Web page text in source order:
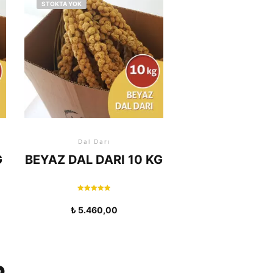
STOKTA YOK
Dal Darı
BEYAZ DAL DARI 10 KG
oy aldı
₺5.460,00